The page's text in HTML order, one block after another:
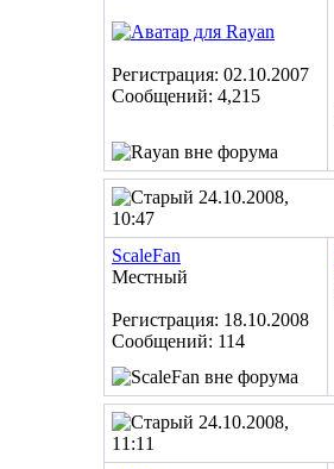
Регистрация: 02.10.2007
Сообщений: 4,215
24.10.2008,
10:47
ScaleFan
Местный
Регистрация: 18.10.2008
Сообщений: 114
24.10.2008,
11:11